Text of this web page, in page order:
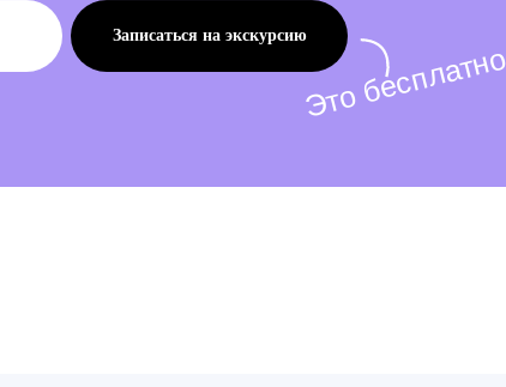
Записаться на экскурсию
Это бесплатно